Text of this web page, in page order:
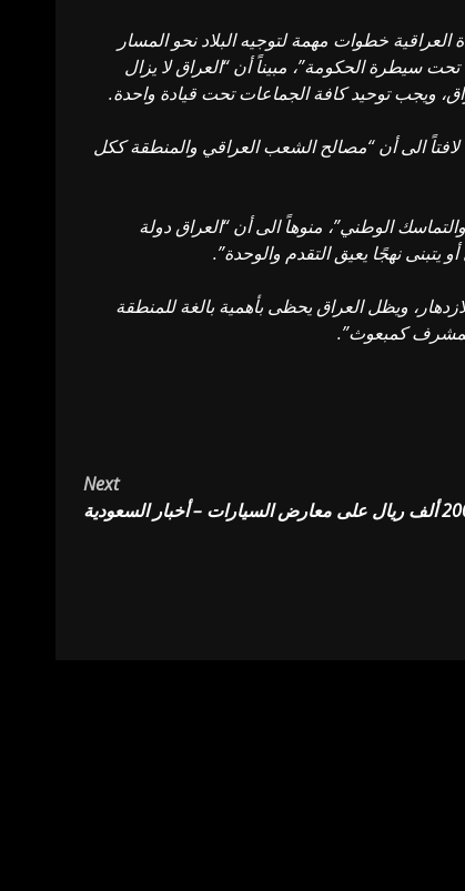
خطوات مهمة لتوجيه البلاد نحو المسار
سيطرة الحكومة”، مبيناً أن “العراق لا يزال
ويجب توحيد كافة الجماعات تحت قيادة واحدة.
الى أن “مصالح الشعب العراقي والمنطقة ككل
الوطني”، منوهاً الى أن “العراق دولة
يتبنى نهجًا يعيق التقدم والوحدة”.
ويظل العراق يحظى بأهمية بالغة للمنطقة
المشرف كمبعوث”.
Next